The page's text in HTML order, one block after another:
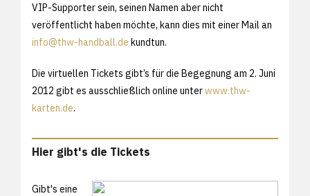
VIP-Supporter sein, seinen Namen aber nicht
veröffentlicht haben möchte, kann dies mit einer Mail an
info@thw-handball.de kundtun.
Die virtuellen Tickets gibt’s für die Begegnung am 2. Juni
2012 gibt es ausschließlich online unterwww.thw-
karten.de.
Hier gibt's die Tickets
Gibt's eine